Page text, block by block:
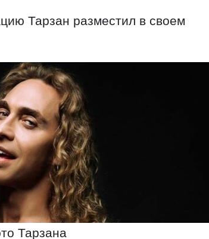
Тарзан разместил в своем
Тарзана